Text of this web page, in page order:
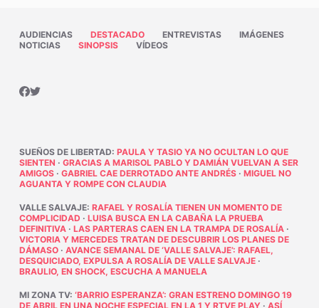
AUDIENCIAS DESTACADO ENTREVISTAS
IMÁGENES
NOTICIAS
SINOPSIS VÍDEOS
SUEÑOS DE LIBERTAD: PAULA Y TASIO YA NO OCULTAN LO QUE
SIENTEN · GRACIAS A MARISOL PABLO Y DAMIÁN VUELVAN A SER
AMIGOS· GABRIEL CAE DERROTADO ANTE ANDRÉS· MIGUEL NO
AGUANTA Y ROMPE CON CLAUDIA
VALLE SALVAJE: RAFAEL Y ROSALÍA TIENEN UN MOMENTO DE
COMPLICIDAD · LUISA BUSCA EN LA CABAÑA LA PRUEBA
DEFINITIVA· LAS PARTERAS CAEN EN LA TRAMPA DE ROSALÍA·
VICTORIA Y MERCEDES TRATAN DE DESCUBRIR LOS PLANES DE
DÁMASO· AVANCE SEMANAL DE ‘VALLE SALVAJE’: RAFAEL,
DESQUICIADO, EXPULSA A ROSALÍA DE VALLE SALVAJE·
BRAULIO, EN SHOCK, ESCUCHA A MANUELA
MI ZONA TV: ‘BARRIO ESPERANZA’: GRAN ESTRENO DOMINGO 19
DE ABRIL EN UNA NOCHE ESPECIAL EN LA 1 Y RTVE PLAY· ASÍ